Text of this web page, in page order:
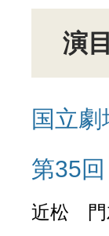
演
国立
第35
近松 門